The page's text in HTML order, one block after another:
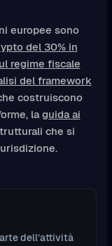
europee sono
del 30% in
regime fiscale
del framework
costruiscono
laguida ai
che si
dell’attività